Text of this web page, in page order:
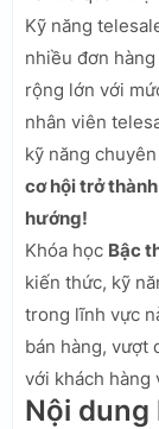
Kỹ năng
nhiều đơn
rộng lớn với
nhân viên
kỹ năng
cơ hội trở
hướng!
Khóa học Bậc
kiến thức, kỹ
trong lĩnh vực
bán hàng, vượt
với khách hàng
Nội